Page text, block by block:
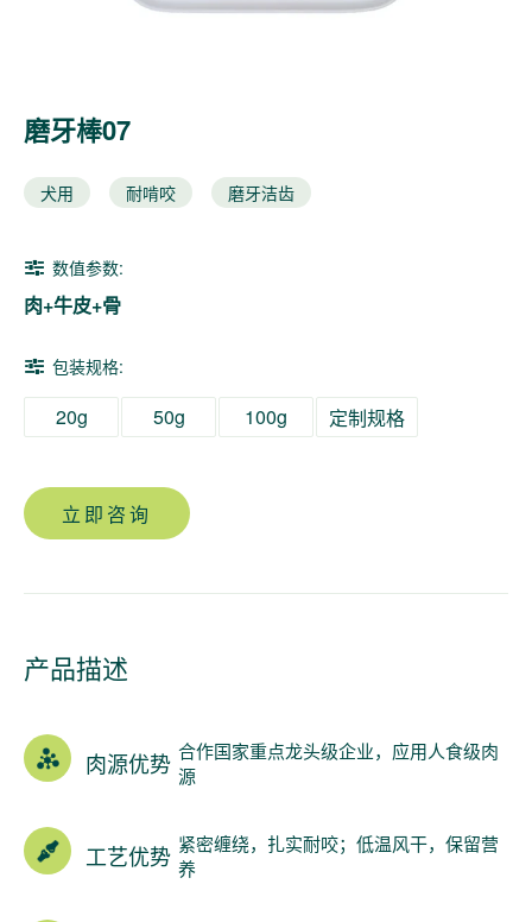
磨牙棒07
犬用 耐啃咬 磨牙洁齿
数值参数:
肉+牛皮+骨
包装规格:
20g 50g 100g 定制规格
立即咨询
产品描述
肉源优势 合作国家重点龙头级企业，应用人食级肉
源
工艺优势 紧密缠绕，扎实耐咬；低温风干，保留营
养